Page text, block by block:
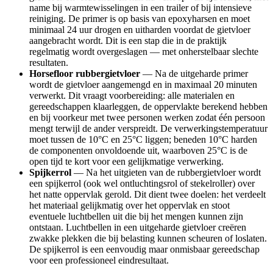
name bij warmtewisselingen in een trailer of bij intensieve
reiniging. De primer is op basis van epoxyharsen en moet
minimaal 24 uur drogen en uitharden voordat de gietvloer
aangebracht wordt. Dit is een stap die in de praktijk
regelmatig wordt overgeslagen — met onherstelbaar slechte
resultaten.
Horsefloor rubbergietvloer — Na de uitgeharde primer
wordt de gietvloer aangemengd en in maximaal 20 minuten
verwerkt. Dit vraagt voorbereiding: alle materialen en
gereedschappen klaarleggen, de oppervlakte berekend hebben
en bij voorkeur met twee personen werken zodat één persoon
mengt terwijl de ander verspreidt. De verwerkingstemperatuur
moet tussen de 10°C en 25°C liggen; beneden 10°C harden
de componenten onvoldoende uit, waarboven 25°C is de
open tijd te kort voor een gelijkmatige verwerking.
Spijkerrol — Na het uitgieten van de rubbergietvloer wordt
een spijkerrol (ook wel ontluchtingsrol of stekelroller) over
het natte oppervlak gerold. Dit dient twee doelen: het verdeelt
het materiaal gelijkmatig over het oppervlak en stoot
eventuele luchtbellen uit die bij het mengen kunnen zijn
ontstaan. Luchtbellen in een uitgeharde gietvloer creëren
zwakke plekken die bij belasting kunnen scheuren of loslaten.
De spijkerrol is een eenvoudig maar onmisbaar gereedschap
voor een professioneel eindresultaat.